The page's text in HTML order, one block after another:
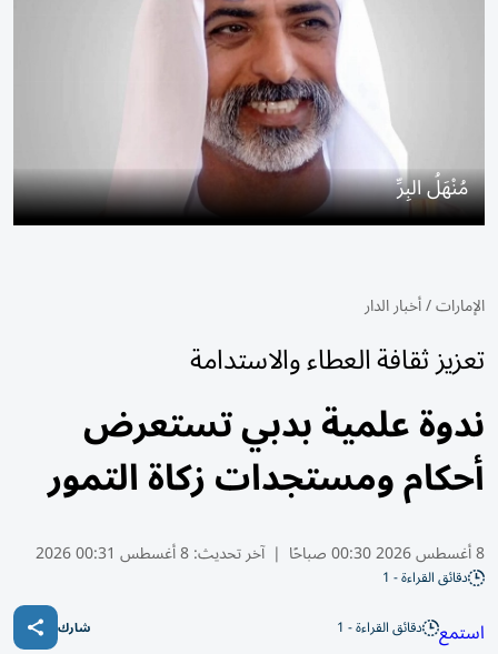
مُنْهَلُ البِرِّ
الإمارات/أخبار الدار
تعزيز ثقافة العطاء والاستدامة
ندوة علمية بدبي تستعرض
أحكام ومستجدات زكاة التمور
8 أغسطس 2026 00:30 صباحًا | آخر تحديث:8 أغسطس 00:31 2026
دقائق القراءة - 1
استمع دقائق القراءة - 1 شارك